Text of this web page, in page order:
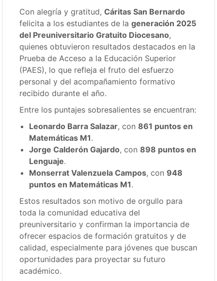
Con alegría y gratitud,Cáritas San Bernardo
felicita a los estudiantes de lageneración 2025
del Preuniversitario Gratuito Diocesano,
quienes obtuvieron resultados destacados en la
Prueba de Acceso a la Educación Superior
(PAES), lo que refleja el fruto del esfuerzo
personal y del acompañamiento formativo
recibido durante el año.
Entre los puntajes sobresalientes se encuentran:
Leonardo Barra Salazar, con861 puntos en
Matemáticas M1.
Jorge Calderón Gajardo, con898 puntos en
Lenguaje.
Monserrat Valenzuela Campos, con948
puntos en Matemáticas M1.
Estos resultados son motivo de orgullo para
toda la comunidad educativa del
preuniversitario y confirman la importancia de
ofrecer espacios de formación gratuitos y de
calidad, especialmente para jóvenes que buscan
oportunidades para proyectar su futuro
académico.